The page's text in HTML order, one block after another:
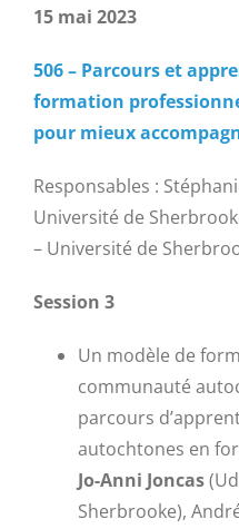
15 mai 2023
506 – Parcours et
formation
pour mieux
Responsables :
Université de
– Université de
Session 3
Un modèle de
communauté
parcours
autochtones en
Jo-Anni Joncas
Sherbrooke),